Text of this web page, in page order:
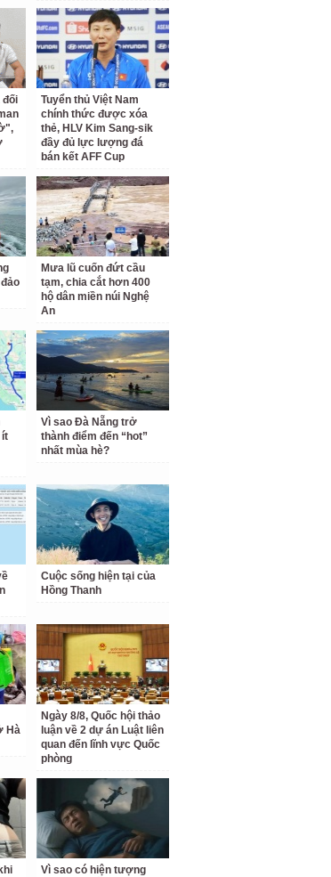
đối
Tuyển thủ Việt Nam
chính thức được xóa
thẻ, HLV Kim Sang-sik
đầy đủ lực lượng đá
bán kết AFF Cup
Mưa lũ cuốn đứt cầu
tạm, chia cắt hơn 400
hộ dân miền núi Nghệ
An
ít
Vì sao Đà Nẵng trở
thành điểm đến “hot”
nhất mùa hè?
Cuộc sống hiện tại của
Hồng Thanh
Hà
Ngày 8/8, Quốc hội thảo
luận về 2 dự án Luật liên
quan đến lĩnh vực Quốc
phòng
Vì sao có hiện tượng